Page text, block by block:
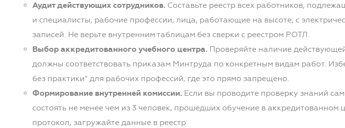
Аудит действующих сотрудников. Составьте реестр всех работников,
и специалисты, рабочие профессии, лица, работающие на высоте, с
записей. Не верьте внутренним таблицам без сверки с реестром РОТЛ.
Выбор аккредитованного учебного центра. Проверяйте наличие
должны соответствовать приказам Минтруда по конкретным видам работ.
без практики" для рабочих профессий, где это прямо запрещено.
Формирование внутренней комиссии. Если вы проводите проверку знаний
состоять не менее чем из 3 человек, прошедших обучение в
протокол, загружайте данные в реестр.